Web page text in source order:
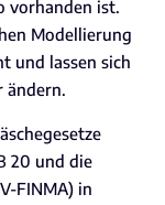
vorhanden ist.
Modellierung
und lassen sich
ändern.
20 und die
FINMA) in